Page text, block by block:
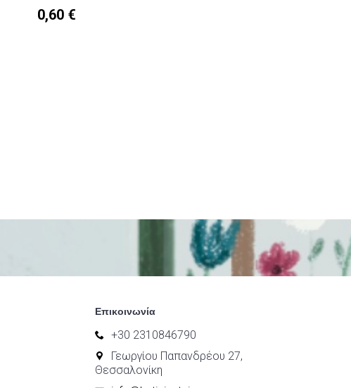
0,60 €
Επικοινωνία
+30 2310846790
Γεωργίου Παπανδρέου 27,
Θεσσαλονίκη